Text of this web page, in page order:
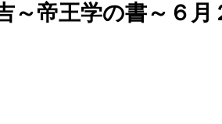
～帝王学の書～６月